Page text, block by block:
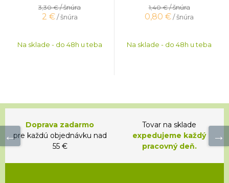
3,30 €/ šnúra
2 € / šnúra
Na sklade - do 48h u teba
1,40 €/ šnúra
0,80 €/ šnúra
Na sklade - do 48h u teba
Doprava zadarmo
pre každú objednávku nad
55 €
Tovar na sklade
expedujeme každý
pracovný deň.